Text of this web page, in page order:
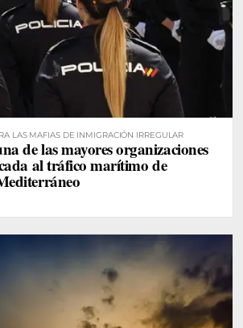
LAS MAFIAS DE INMIGRACIÓN IRREGULAR
de las mayores organizaciones
al tráfico marítimo de